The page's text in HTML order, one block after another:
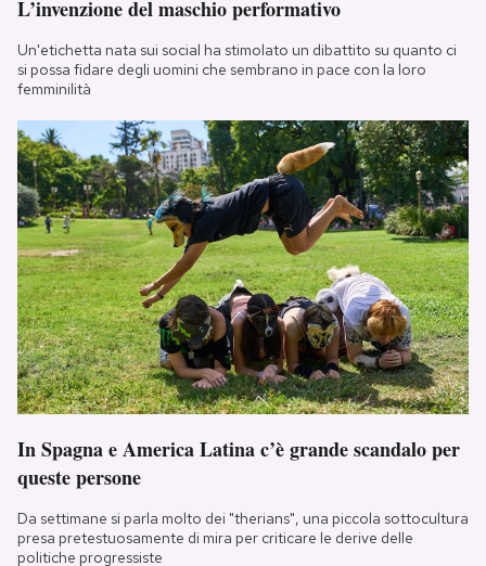
L’invenzione del maschio performativo
Un'etichetta nata sui social ha stimolato un dibattito su quanto ci
si possa fidare degli uomini che sembrano in pace con la loro
femminilità
In Spagna e America Latina c’è grande scandalo per
queste persone
Da settimane si parla molto dei "therians", una piccola sottocultura
presa pretestuosamente di mira per criticare le derive delle
politiche progressiste